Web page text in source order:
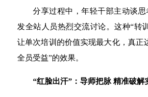
分享过程中，年轻干部主动谈思
发全站人员热烈交流讨论。这种“转
让单次培训的价值实现最大化，真正
全员受益”的效果。
“红脸出汗”：导师把脉 精准破解